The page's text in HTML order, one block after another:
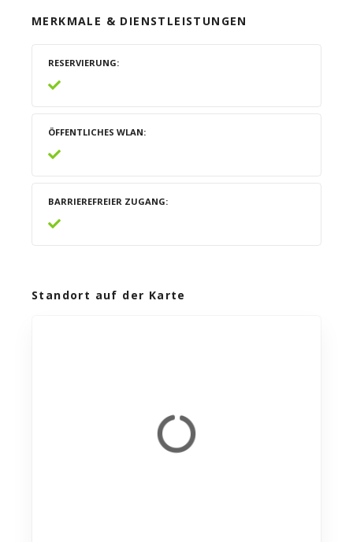
MERKMALE & DIENSTLEISTUNGEN
RESERVIERUNG
ÖFFENTLICHES WLAN
BARRIEREFREIER ZUGANG
Standort auf der Karte